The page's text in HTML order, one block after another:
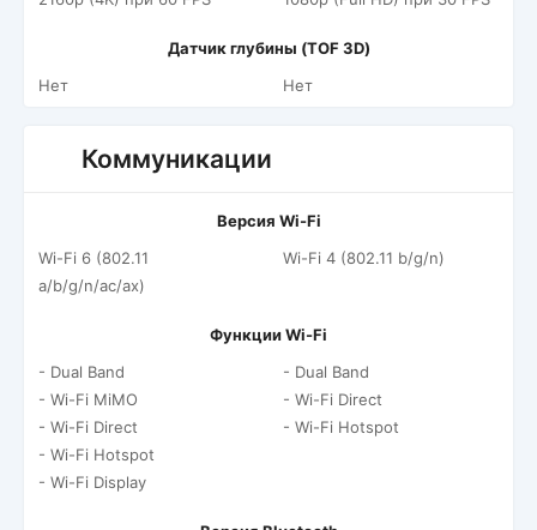
Датчик глубины (TOF 3D)
Нет
Нет
Коммуникации
Версия Wi-Fi
Wi-Fi 6 (802.11
a/b/g/n/ac/ax)
Wi-Fi 4 (802.11 b/g/n)
Функции Wi-Fi
- Dual Band
- Wi-Fi MiMO
- Wi-Fi Direct
- Wi-Fi Hotspot
- Wi-Fi Display
- Dual Band
- Wi-Fi Direct
- Wi-Fi Hotspot